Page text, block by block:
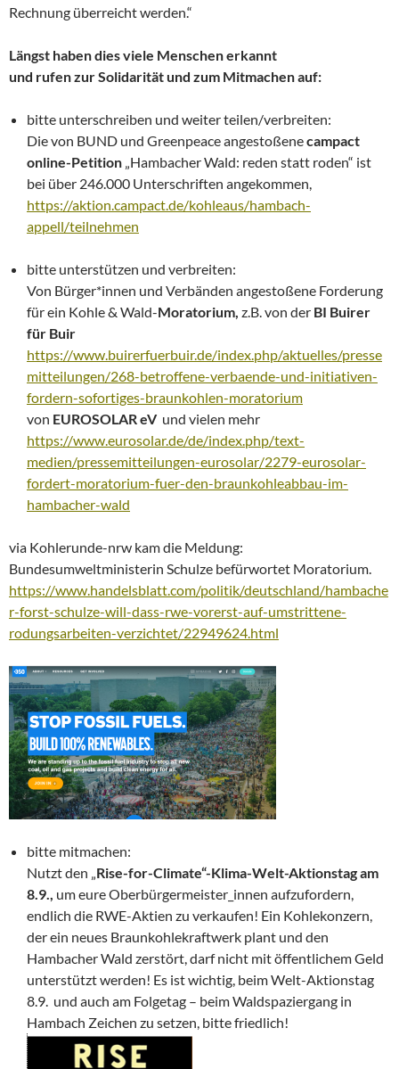
Rechnung überreicht werden.“
Längst haben dies viele Menschen erkannt
und rufen zur Solidarität und zum Mitmachen auf:
bitte unterschreiben und weiter teilen/verbreiten:
Die von BUND und Greenpeace angestoßenecampact
online-Petition „Hambacher Wald: reden statt roden“ ist
bei über 246.000 Unterschriften angekommen,
https://aktion.campact.de/kohleaus/hambach-
appell/teilnehmen
bitte unterstützen und verbreiten:
Von Bürger*innen und Verbänden angestoßene Forderung
für ein Kohle & Wald-Moratorium, z.B. von der BI Buirer
für Buir
https://www.buirerfuerbuir.de/index.php/aktuelles/presse
mitteilungen/268-betroffene-verbaende-und-initiativen-
fordern-sofortiges-braunkohlen-moratorium
von EUROSOLAR eVund vielen mehr
https://www.eurosolar.de/de/index.php/text-
medien/pressemitteilungen-eurosolar/2279-eurosolar-
fordert-moratorium-fuer-den-braunkohleabbau-im-
hambacher-wald
via Kohlerunde-nrw kam die Meldung:
Bundesumweltministerin Schulze befürwortet Moratorium.
https://www.handelsblatt.com/politik/deutschland/hambache
r-forst-schulze-will-dass-rwe-vorerst-auf-umstrittene-
rodungsarbeiten-verzichtet/22949624.html
bitte mitmachen:
Nutzt den „Rise-for-Climate“-Klima-Welt-Aktionstagam
8.9., um eure Oberbürgermeister_innen aufzufordern,
endlich die RWE-Aktien zu verkaufen! Ein Kohlekonzern,
der ein neues Braunkohlekraftwerk plant und den
Hambacher Wald zerstört, darf nicht mit öffentlichem Geld
unterstützt werden! Es ist wichtig, beim Welt-Aktionstag
8.9. und auch am Folgetag – beim Waldspaziergang in
Hambach Zeichen zu setzen, bitte friedlich!